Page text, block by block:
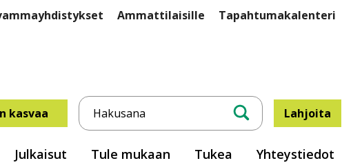
Ammattilaisille Tapahtumakalenteri
kasvaa
Hae
Lahjoita
Julkaisut Tule mukaan Tukea Yhteystiedot
mullisti oululaisen